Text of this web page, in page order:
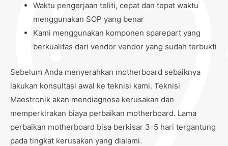
Waktu pengerjaan teliti, cepat dan tepat waktu
menggunakan SOP yang benar
Kami menggunakan komponen sparepart yang
berkualitas dari vendor vendor yang sudah terbukti
Sebelum Anda menyerahkan motherboard sebaiknya
lakukan konsultasi awal ke teknisi kami. Teknisi
Maestronik akan mendiagnosa kerusakan dan
memperkirakan biaya perbaikan motherboard. Lama
perbaikan motherboard bisa berkisar 3-5 hari tergantung
pada tingkat kerusakan yang dialami.